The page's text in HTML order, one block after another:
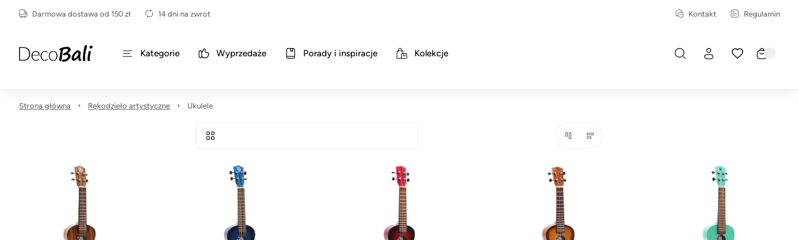
Darmowa dostawa od 150 zł 14 dni na zwrot Kontakt Regulamin
Kategorie Wyprzedaże Porady i inspiracje Kolekcje
Strona główna Rękodzieło artystyczne Ukulele